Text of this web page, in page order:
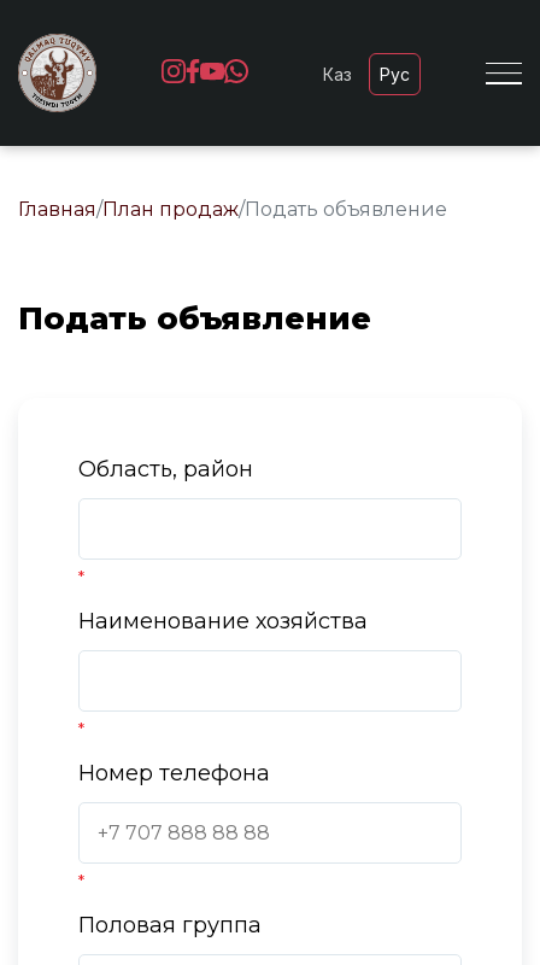
Каз Рус
Главная/План продаж/Подать объявление
Подать объявление
Область, район
*
Наименование хозяйства
*
Номер телефона
*
Половая группа